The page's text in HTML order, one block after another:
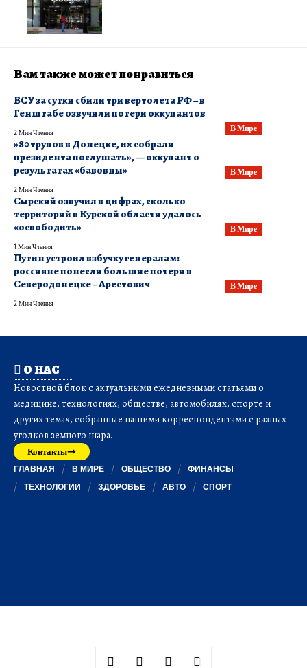
Вам также может понравиться
В Мире
ВСУ за сутки сбили три вертолета РФ – в
Генштабе озвучили потери оккупантов
2 Мин Чтения
В Мире
​»80 трупов в Донецке, их собрали
президента послушать», — оккупант о
результатах «бавовны»
2 Мин Чтения
В Мире
Сырский озвучил в цифрах, сколько
территорий в Курской области удалось
«освободить»
1 Мин Чтения
В Мире
Путин устроил взбучку генералам:
россияне понесли большие потери в
Северодонецке – Арестович
2 Мин Чтения
О НАС
Новостной блок с актуальными ежедневными статьями о
медицине, технологиях, обществе, автомобилях, спорте и
других темах, собранные нашими корреспондентами с разных
уголков земного шара.
Контакты
ГЛАВНАЯ В МИРЕ ОБЩЕСТВО
ФИНАНСЫ
ТЕХНОЛОГИИ
ЗДОРОВЬЕ АВТО СПОРТ